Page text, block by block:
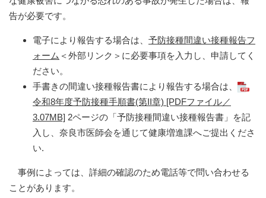
告が必要です。
電子により報告する場合は、 予防接種間違い接種報告フ
ォーム ＜外部リンク＞ に必要事項を入力し、申請してく
ださい。
手書きの間違い接種報告書により報告する場合は、
令和8年度予防接種手順書(第II章) [PDFファイル／
3.07MB] 2ページの「予防接種間違い接種報告書」を記
入し、奈良市医師会を通じて健康増進課へご提出くださ
い.
事例によっては、詳細の確認のため電話等で問い合わせる
ことがあります。